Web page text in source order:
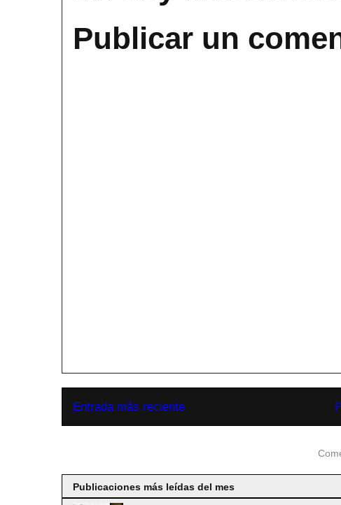
Publicar un
Entrada más reciente
Publicaciones más leídas del mes